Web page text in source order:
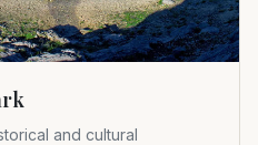
and cultural